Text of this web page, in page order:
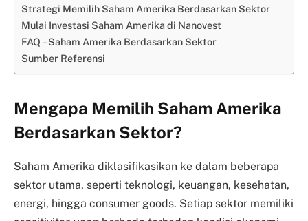
Strategi Memilih Saham Amerika Berdasarkan Sektor
Mulai Investasi Saham Amerika di Nanovest
FAQ – Saham Amerika Berdasarkan Sektor
Sumber Referensi
Mengapa Memilih Saham Amerika
Berdasarkan Sektor?
Saham Amerika diklasifikasikan ke dalam beberapa
sektor utama, seperti teknologi, keuangan, kesehatan,
energi, hingga consumer goods. Setiap sektor memiliki